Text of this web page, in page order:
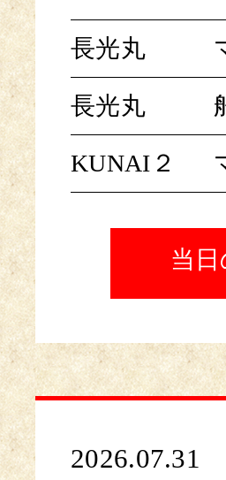
長光丸
長光丸
KUNAI２
当
2026.07.31